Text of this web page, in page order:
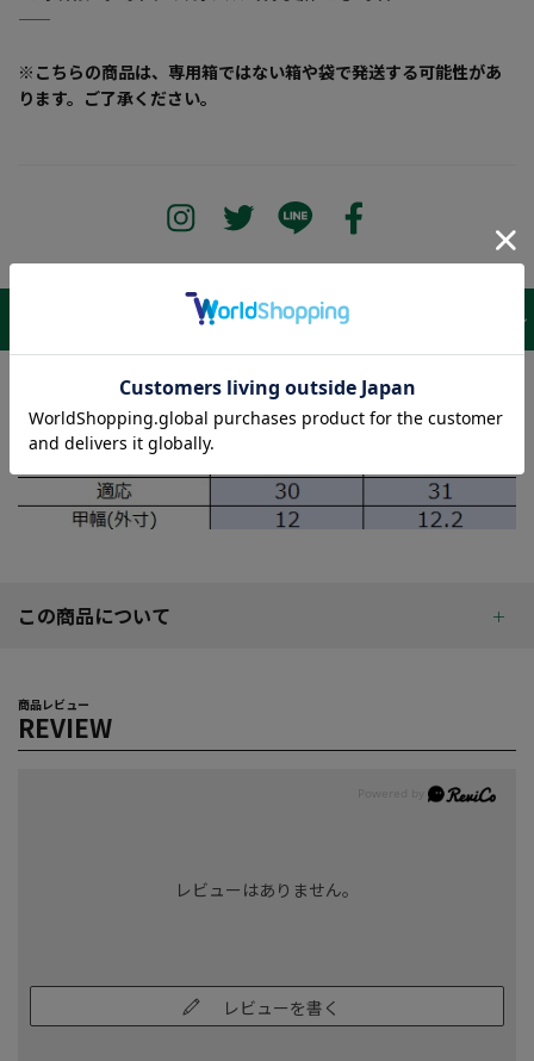
―――――――――――――――――――――――
※こちらの商品は、専用箱ではない箱や袋で発送する可能性があ
ります。ご了承ください。
この商品について
商品レビュー
REVIEW
レビューはありません。
レビューを書く